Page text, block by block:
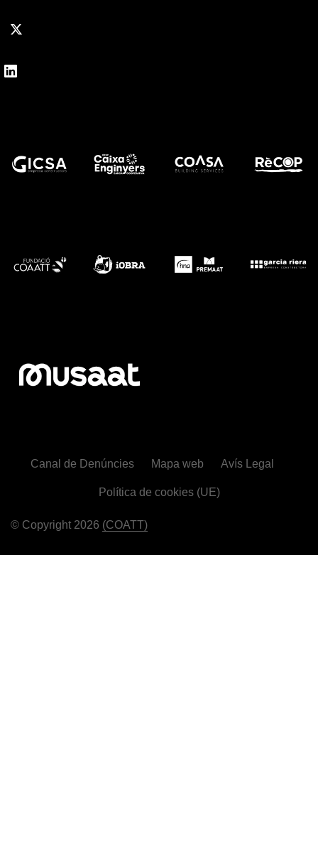
© Copyright 2026 (COATT)
Canal de Denúncies Mapa web Avís Legal
Política de cookies (UE)